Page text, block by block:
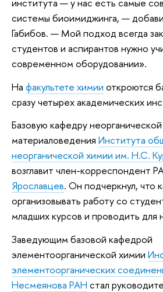
системы биоимиджинга, —
Габибов. — Мой подход всегда
студентов и аспирантов нужно
современном оборудовании».
На факультете химии откроются
сразу четырех академических
Базовую кафедру
материаловедения Института
неорганической химии им. Н.С.
возглавит член-корреспондент
Ярославцев. Он подчеркнул, что
организовывать работу со
младших курсов и проводить для
Заведующим базовой кафедрой
элементоорганической химии
элементоорганических
Несмеянова РАН стал